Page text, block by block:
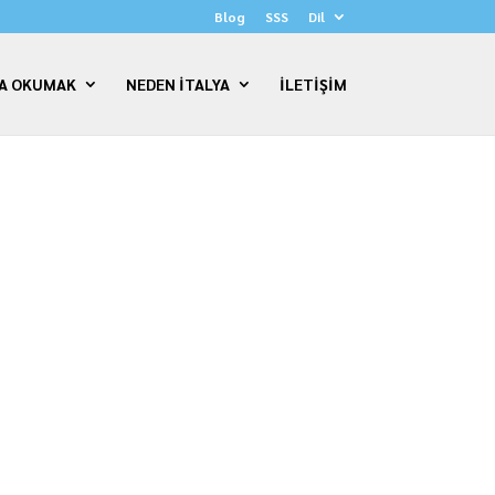
Blog SSS Dil
OKUMAK NEDEN İTALYA İLETİŞİM